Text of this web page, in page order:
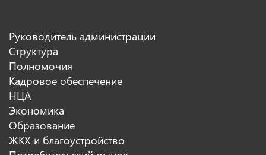
Руководитель администрации
Структура
Полномочия
Кадровое обеспечение
НЦА
Экономика
Образование
ЖКХ и благоустройство